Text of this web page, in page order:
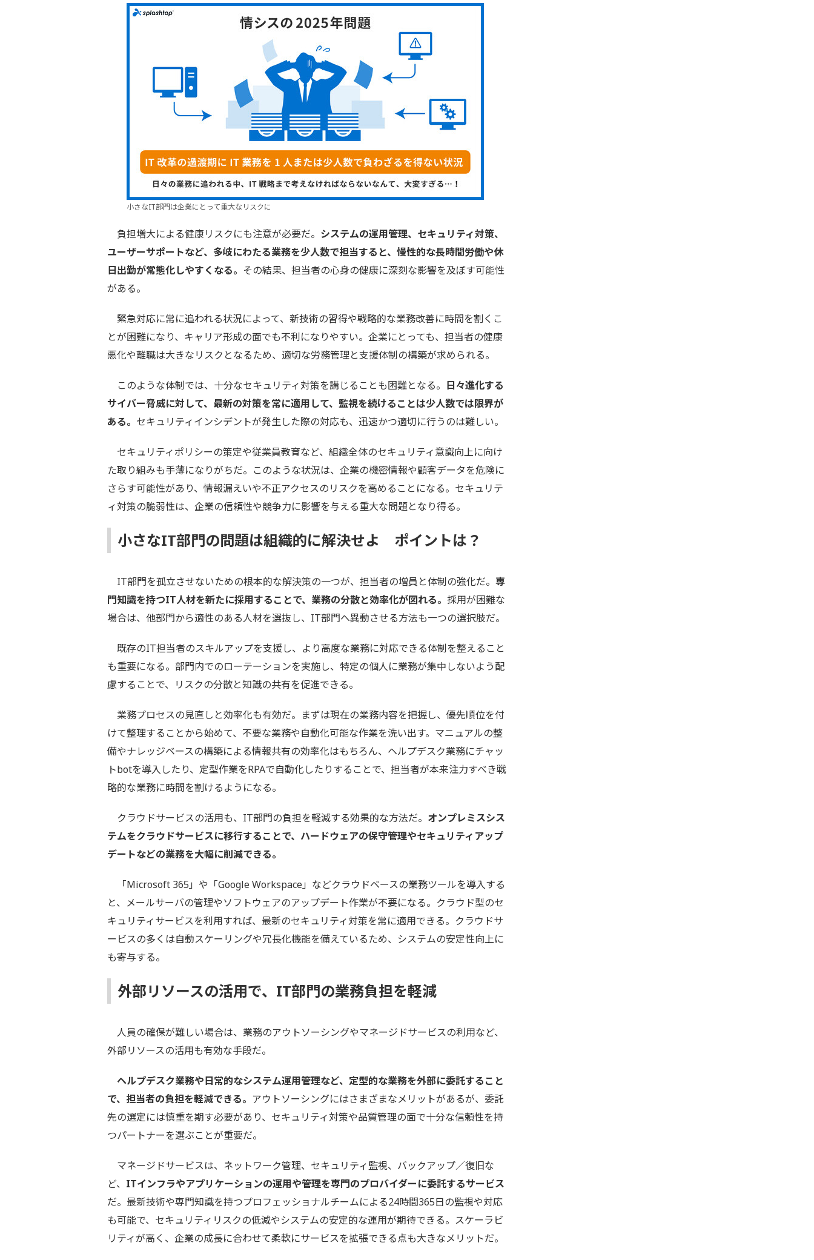
小さなIT部門は企業にとって重大なリスクに
負担増大による健康リスクにも注意が必要だ。 システムの運用管理、セキュリティ対策、
ユーザーサポートなど、多岐にわたる業務を少人数で担当すると、慢性的な長時間労働や休
日出勤が常態化しやすくなる。 その結果、担当者の心身の健康に深刻な影響を及ぼす可能性
がある。
緊急対応に常に追われる状況によって、新技術の習得や戦略的な業務改善に時間を割くこ
とが困難になり、キャリア形成の面でも不利になりやすい。企業にとっても、担当者の健康
悪化や離職は大きなリスクとなるため、適切な労務管理と支援体制の構築が求められる。
このような体制では、十分なセキュリティ対策を講じることも困難となる。 日々進化する
サイバー脅威に対して、最新の対策を常に適用して、監視を続けることは少人数では限界が
ある。 セキュリティインシデントが発生した際の対応も、迅速かつ適切に行うのは難しい。
セキュリティポリシーの策定や従業員教育など、組織全体のセキュリティ意識向上に向け
た取り組みも手薄になりがちだ。このような状況は、企業の機密情報や顧客データを危険に
さらす可能性があり、情報漏えいや不正アクセスのリスクを高めることになる。セキュリテ
ィ対策の脆弱性は、企業の信頼性や競争力に影響を与える重大な問題となり得る。
小さなIT部門の問題は組織的に解決せよ ポイントは？
IT部門を孤立させないための根本的な解決策の一つが、担当者の増員と体制の強化だ。 専
門知識を持つIT人材を新たに採用することで、業務の分散と効率化が図れる。 採用が困難な
場合は、他部門から適性のある人材を選抜し、IT部門へ異動させる方法も一つの選択肢だ。
既存のIT担当者のスキルアップを支援し、より高度な業務に対応できる体制を整えること
も重要になる。部門内でのローテーションを実施し、特定の個人に業務が集中しないよう配
慮することで、リスクの分散と知識の共有を促進できる。
業務プロセスの見直しと効率化も有効だ。まずは現在の業務内容を把握し、優先順位を付
けて整理することから始めて、不要な業務や自動化可能な作業を洗い出す。マニュアルの整
備やナレッジベースの構築による情報共有の効率化はもちろん、ヘルプデスク業務にチャッ
トbotを導入したり、定型作業をRPAで自動化したりすることで、担当者が本来注力すべき戦
略的な業務に時間を割けるようになる。
クラウドサービスの活用も、IT部門の負担を軽減する効果的な方法だ。 オンプレミスシス
テムをクラウドサービスに移行することで、ハードウェアの保守管理やセキュリティアップ
デートなどの業務を大幅に削減できる。
「Microsoft 365」や「Google Workspace」などクラウドベースの業務ツールを導入する
と、メールサーバの管理やソフトウェアのアップデート作業が不要になる。クラウド型のセ
キュリティサービスを利用すれば、最新のセキュリティ対策を常に適用できる。クラウドサ
ービスの多くは自動スケーリングや冗長化機能を備えているため、システムの安定性向上に
も寄与する。
外部リソースの活用で、IT部門の業務負担を軽減
人員の確保が難しい場合は、業務のアウトソーシングやマネージドサービスの利用など、
外部リソースの活用も有効な手段だ。
ヘルプデスク業務や日常的なシステム運用管理など、定型的な業務を外部に委託すること
で、担当者の負担を軽減できる。 アウトソーシングにはさまざまなメリットがあるが、委託
先の選定には慎重を期す必要があり、セキュリティ対策や品質管理の面で十分な信頼性を持
つパートナーを選ぶことが重要だ。
マネージドサービスは、ネットワーク管理、セキュリティ監視、バックアップ／復旧な
ど、 ITインフラやアプリケーションの運用や管理を専門のプロバイダーに委託するサービス
だ。最新技術や専門知識を持つプロフェッショナルチームによる24時間365日の監視や対応
も可能で、セキュリティリスクの低減やシステムの安定的な運用が期待できる。スケーラビ
リティが高く、企業の成長に合わせて柔軟にサービスを拡張できる点も大きなメリットだ。